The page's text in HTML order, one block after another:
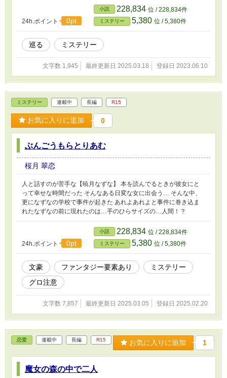
24h.ポイント 0pt
小説 228,834 位 / 228,834件
ミステリー 5,380 位 / 5,380件
巡る ミステリー
文字数 1,945 最終更新日 2025.03.18 登録日 2023.06.10
ミステリー 連載中 長編 R15
お気に入りに追加 0
ぶんごうもらとりあむ
桜月 翠恋
人と話すのが苦手な【暁月なずな】 本を読んでるときが彼女にと
って幸せな時間だった そんなある日変な女に出会う… そんな中、
更になずなの学校で事件が起きた あれよあれよと事件に巻き込ま
れたなずなの前に現れたのは…手のひらサイズの…人間！？
24h.ポイント 0pt
小説 228,834 位 / 228,834件
ミステリー 5,380 位 / 5,380件
文豪 ファンタジー要素あり
ミステリー
グロ注意
文字数 7,857 最終更新日 2025.03.05 登録日 2025.02.20
恋愛 連載中 長編 R15 お気に入りに追加 1
魔女の森の中で二人